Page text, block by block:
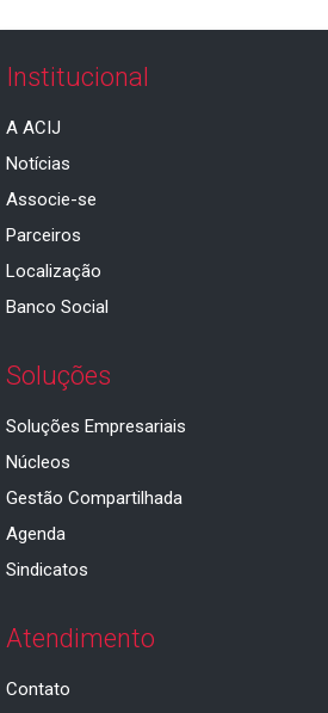
Institucional
A ACIJ
Notícias
Associe-se
Parceiros
Localização
Banco Social
Soluções
Soluções Empresariais
Núcleos
Gestão Compartilhada
Agenda
Sindicatos
Atendimento
Contato